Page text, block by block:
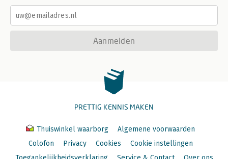
Aanmelden
PRETTIG KENNIS MAKEN
Thuiswinkel waarborg
Algemene voorwaarden
Colofon
Privacy Cookies
Cookie instellingen